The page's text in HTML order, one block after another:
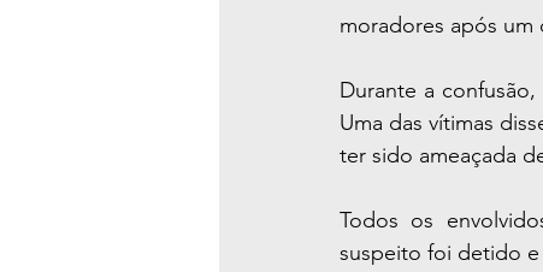
moradores após
Durante a
Uma das vítimas
ter sido ameaçada
Todos os
suspeito foi detido